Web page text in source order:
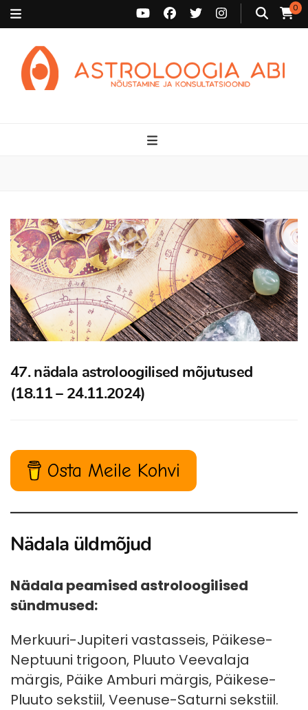
0
47. nädala astroloogilised mõjutused
(18.11 – 24.11.2024)
Osta Meile Kohvi
Nädala üldmõjud
Nädala peamised astroloogilised
sündmused:
Merkuuri-Jupiteri vastasseis, Päikese-
Neptuuni trigoon, Pluuto Veevalaja
märgis, Päike Amburi märgis, Päikese-
Pluuto sekstiil, Veenuse-Saturni sekstiil.